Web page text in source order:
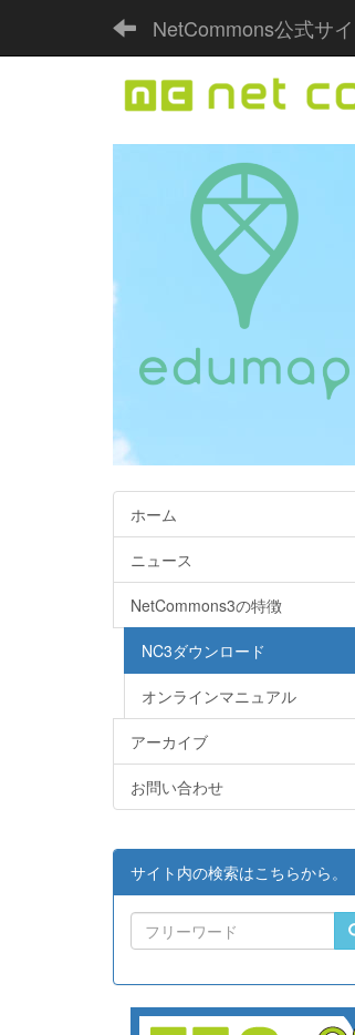
NetCommons公式サ
ホーム
ニュース
NetCommons3の特徴
NC3ダウンロード
オンラインマニュアル
アーカイブ
お問い合わせ
サイト内の検索はこちらから。